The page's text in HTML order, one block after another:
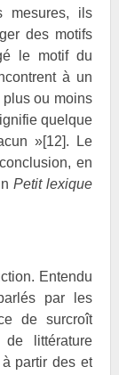
mesures, ils
des motifs
le motif du
à un
ou moins
quelque
»[12]. Le
en
Petit lexique
Entendu
par les
de surcroît
littérature
partir des et